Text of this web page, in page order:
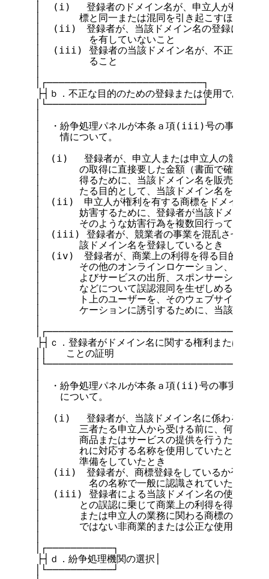
│  (i)　 登録者のドメイン名が、申立人が権利また
│　　　　標と同一または混同を引き起こすほどに類
│  (ii)　登録者が、当該ドメイン名の登録について
│        を有していないこと
│  (iii) 登録者の当該ドメイン名が、不正な目的で
│        ること
│┌──────────────────────────┐
├┤ｂ．不正な目的のための登録または使用であるこ
│└──────────────────────────┘
│　・紛争処理パネルが本条ａ項(iii)号の事実を認
│　　情について。
│　(i)　 登録者が、申立人または申立人の競業者に
│　　　　の取得に直接要した金額（書面で確認でき
│　　　　得るために、当該ドメイン名を販売、貸与
│　　　　たる目的として、当該ドメイン名を登録ま
│　(ii)　申立人が権利を有する商標をドメイン名と
│　　　　妨害するために、登録者が当該ドメイン名
│　　　　そのような妨害行為を複数回行っていると
│　(iii) 登録者が、競業者の事業を混乱させること
│　　　　該ドメイン名を登録しているとき
│　(iv)　登録者が、商業上の利得を得る目的で、そ
│　　　　その他のオンラインロケーション、または
│　　　　よびサービスの出所、スポンサーシップ、
│　　　　などについて誤認混同を生ぜしめることを
│　　　　ト上のユーザーを、そのウェブサイトまた
│　　　　ケーションに誘引するために、当該ドメイ
│┌───────────────────────────────┐
├┤ｃ．登録者がドメイン名に関する権利または正当
││　　ことの証明　　　　　　　　　　　　　　　
│└───────────────────────────────┘
│　・紛争処理パネルが本条ａ項(ii)号の事実を認定
│　　について。
│  (i) 　登録者が、当該ドメイン名に係わる紛争に
│　　　　三者たる申立人から受ける前に、何ら不正
│　　　　商品またはサービスの提供を行うために、
│　　　　れに対応する名称を使用していたとき、ま
│　　　　準備をしていたとき
│  (ii)　登録者が、商標登録をしているか否かにか
│        名の名称で一般に認識されていたとき
│  (iii) 登録者による当該ドメイン名の使用が、申
│　　　　との誤認に乗じて商業上の利得を得る目的
│　　　　または申立人の業務に関わる商標の価値を
│　　　　ではない非商業的または公正な使用である
│┌───────────┐
  ├┤ｄ．紛争処理機関の選択│
│└───────────┘